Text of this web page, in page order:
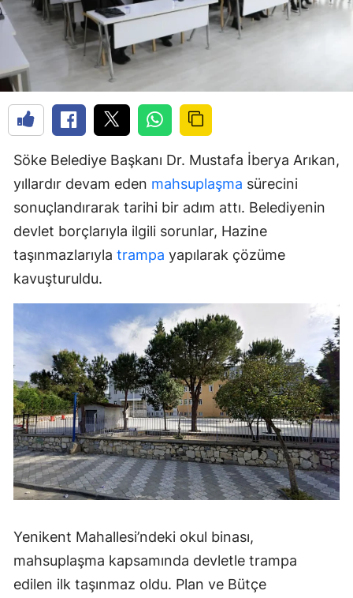
Söke Belediye Başkanı Dr. Mustafa İberya Arıkan,
yıllardır devam eden mahsuplaşma sürecini
sonuçlandırarak tarihi bir adım attı. Belediyenin
devlet borçlarıyla ilgili sorunlar, Hazine
taşınmazlarıyla trampa yapılarak çözüme
kavuşturuldu.
Yenikent Mahallesi’ndeki okul binası,
mahsuplaşma kapsamında devletle trampa
edilen ilk taşınmaz oldu. Plan ve Bütçe